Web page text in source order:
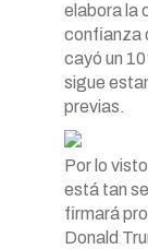
elabora la
confianza
cayó un
sigue
previas.
Por lo
está tan
firmará
Donald